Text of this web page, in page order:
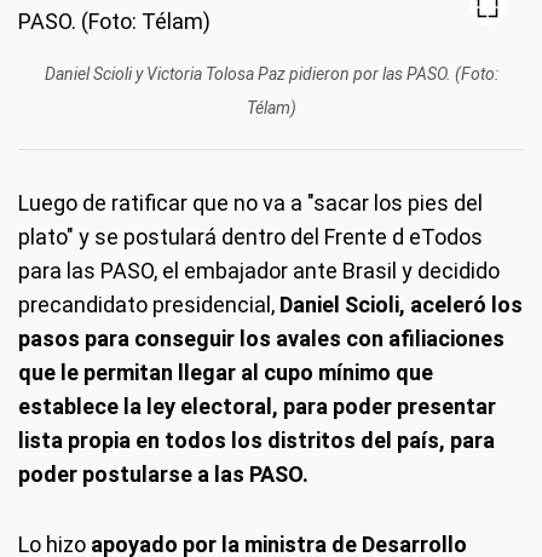
Daniel Scioli y Victoria Tolosa Paz pidieron por las PASO. (Foto:
Télam)
Luego de ratificar que no va a "sacar los pies del
plato" y se postulará dentro del Frente d eTodos
para las PASO, el embajador ante Brasil y decidido
precandidato presidencial, Daniel Scioli, aceleró los
pasos para conseguir los avales con afiliaciones
que le permitan llegar al cupo mínimo que
establece la ley electoral, para poder presentar
lista propia en todos los distritos del país, para
poder postularse a las PASO.
Lo hizo apoyado por la ministra de Desarrollo